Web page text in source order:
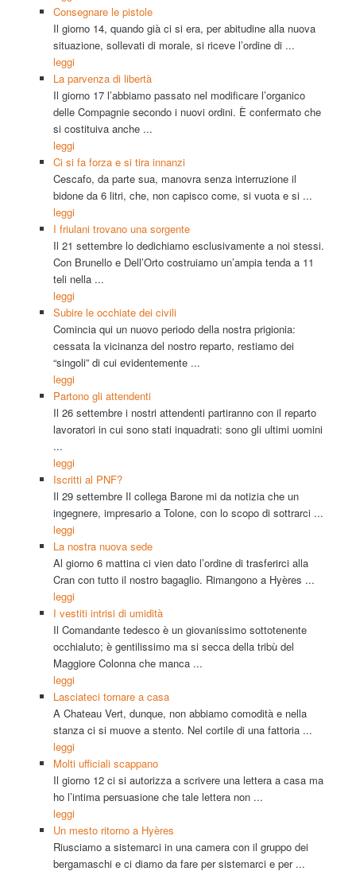
Consegnare le pistole
Il giorno 14, quando già ci si era, per abitudine alla nuova
situazione, sollevati di morale, si riceve l’ordine di ...
leggi
La parvenza di libertà
Il giorno 17 l’abbiamo passato nel modificare l’organico
delle Compagnie secondo i nuovi ordini. È confermato che
si costituiva anche ...
leggi
Ci si fa forza e si tira innanzi
Cescafo, da parte sua, manovra senza interruzione il
bidone da 6 litri, che, non capisco come, si vuota e si ...
leggi
I friulani trovano una sorgente
Il 21 settembre lo dedichiamo esclusivamente a noi stessi.
Con Brunello e Dell’Orto costruiamo un’ampia tenda a 11
teli nella ...
leggi
Subire le occhiate dei civili
Comincia qui un nuovo periodo della nostra prigionia:
cessata la vicinanza del nostro reparto, restiamo dei
“singoli” di cui evidentemente ...
leggi
Partono gli attendenti
Il 26 settembre i nostri attendenti partiranno con il reparto
lavoratori in cui sono stati inquadrati: sono gli ultimi uomini
...
leggi
Iscritti al PNF?
Il 29 settembre Il collega Barone mi da notizia che un
ingegnere, impresario a Tolone, con lo scopo di sottrarci ...
leggi
La nostra nuova sede
Al giorno 6 mattina ci vien dato l’ordine di trasferirci alla
Cran con tutto il nostro bagaglio. Rimangono a Hyères ...
leggi
I vestiti intrisi di umidità
Il Comandante tedesco è un giovanissimo sottotenente
occhialuto; è gentilissimo ma si secca della tribù del
Maggiore Colonna che manca ...
leggi
Lasciateci tornare a casa
A Chateau Vert, dunque, non abbiamo comodità e nella
stanza ci si muove a stento. Nel cortile di una fattoria ...
leggi
Molti ufficiali scappano
Il giorno 12 ci si autorizza a scrivere una lettera a casa ma
ho l’intima persuasione che tale lettera non ...
leggi
Un mesto ritorno a Hyères
Riusciamo a sistemarci in una camera con il gruppo dei
bergamaschi e ci diamo da fare per sistemarci e per ...